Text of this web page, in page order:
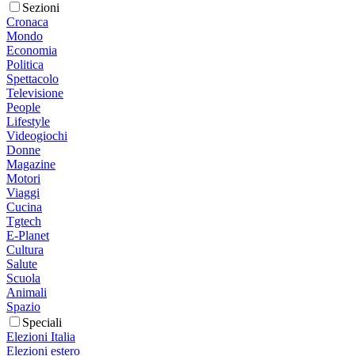
Sezioni
Cronaca
Mondo
Economia
Politica
Spettacolo
Televisione
People
Lifestyle
Videogiochi
Donne
Magazine
Motori
Viaggi
Cucina
Tgtech
E-Planet
Cultura
Salute
Scuola
Animali
Spazio
Speciali
Elezioni Italia
Elezioni estero